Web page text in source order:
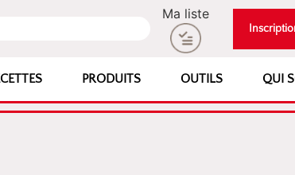
Ma liste
PRODUITS OUTILS QUI